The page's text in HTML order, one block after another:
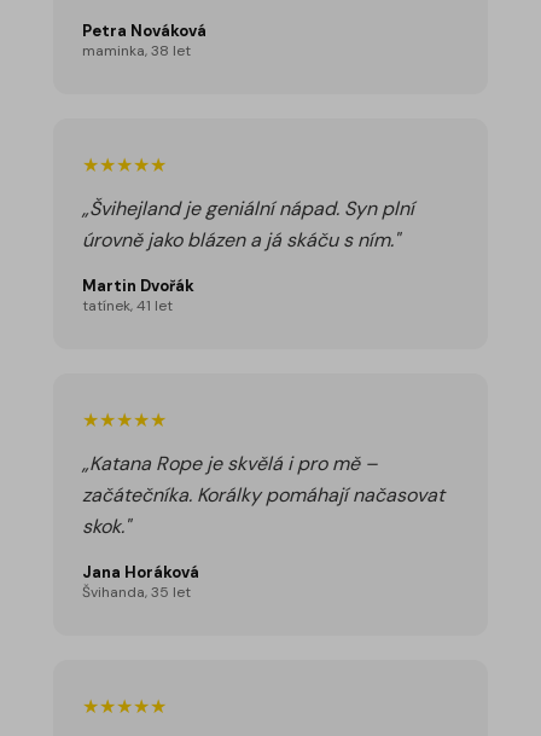
Petra Nováková
maminka, 38 let
★★★★★
„Švihejland je geniální nápad. Syn plní
úrovně jako blázen a já skáču s ním."
Martin Dvořák
tatínek, 41 let
★★★★★
„Katana Rope je skvělá i pro mě –
začátečníka. Korálky pomáhají načasovat
skok."
Jana Horáková
Švihanda, 35 let
★★★★★